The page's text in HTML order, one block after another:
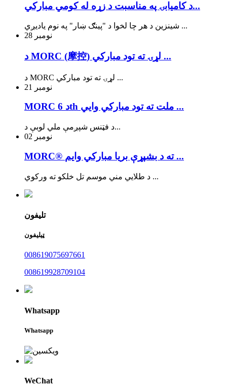
د کاميابۍ په مناسبت د زړه له کومي مبارکي...
شینزین د هر چا لخوا د "پینګ ښار" په نوم یادیږي ...
نومبر 28
د MORC (摩控) لړۍ ته تود مبارکي ...
د MORC لړۍ ته تود مبارکي ...
نومبر
21
MORC د 6th ملت ته تود مبارکي وايي ...
د فټنس شپږمې ملي لوبې د...
نومبر 02
MORC® ته د بشپړې بریا مبارکي وایم ...
د طلايي مني موسم تل خلکو ته ورکوي ...
تلیفون
ټیلیفون
008619075697661
008619928709104
Whatsapp
Whatsapp
WeChat